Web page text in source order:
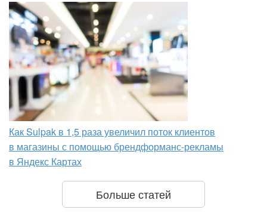
Как Sulpak в 1,5 раза увеличил поток клиентов
в магазины с помощью брендформанс-рекламы
в Яндекс Картах
Больше статей